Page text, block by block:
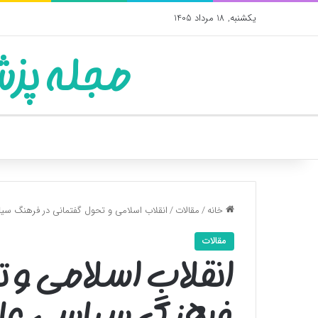
یکشنبه, 18 مرداد 1405
مجله
خانه/مقالات/انقلاب اسلامی و تحول گفتمانی در فرهنگ
مقالات
انقلاب اسلامی